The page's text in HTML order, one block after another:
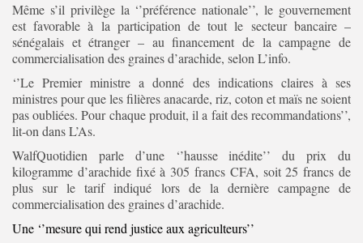
Même s’il privilège la ‘’préférence nationale’’, le gouvernement
est favorable à la participation de tout le secteur bancaire –
sénégalais et étranger – au financement de la campagne de
commercialisation des graines d’arachide, selon L’info.
‘’Le Premier ministre a donné des indications claires à ses
ministres pour que les filières anacarde, riz, coton et maïs ne soient
pas oubliées. Pour chaque produit, il a fait des recommandations’’,
lit-on dans L’As.
WalfQuotidien parle d’une ‘’hausse inédite’’ du prix du
kilogramme d’arachide fixé à 305 francs CFA, soit 25 francs de
plus sur le tarif indiqué lors de la dernière campagne de
commercialisation des graines d’arachide.
Une ‘’mesure qui rend justice aux agriculteurs’’